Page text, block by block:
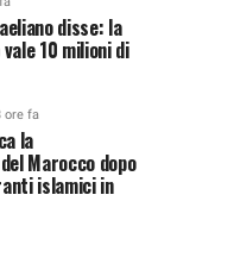
disse: la
10 milioni di
ore fa
la
Marocco dopo
islamici in